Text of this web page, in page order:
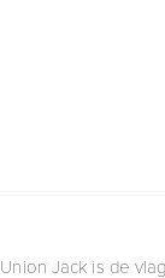
Jack is de